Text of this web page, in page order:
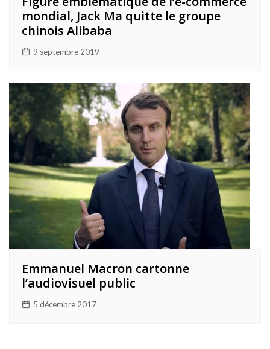
mondial, Jack Ma quitte le groupe
chinois Alibaba
9 septembre 2019
Emmanuel Macron cartonne
l’audiovisuel public
5 décembre 2017